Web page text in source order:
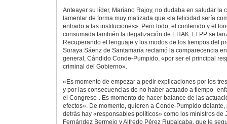
Anteayer su líder, Mariano Rajoy, no dudaba en saludar la
lamentar de forma muy matizada que «la felicidad sería
entrado a las instituciones». Pero todo, el contenido y el
consumada también la ilegalización de EHAK. El PP se
Recuperando el lenguaje y los modos de los tiempos del
Soraya Sáenz de Santamaría reclamó la comparecencia
general, Cándido Conde-Pumpido, «por ser el principal
criminal del Gobierno».
«Es momento de empezar a pedir explicaciones por los
y por las consecuencias de no haber actuado a tiempo -
el Congreso-. Es momento de hacer balance de las
efectos». De momento, quieren a Conde-Pumpido
detrás hay «responsables políticos» como los ministros de
Fernández Bermejo y Alfredo Pérez Rubalcaba, que le